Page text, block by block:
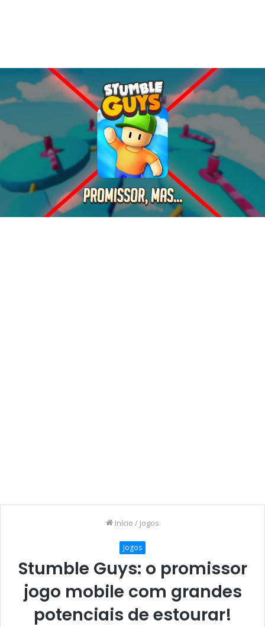
Início / Jogos
Jogos
Stumble Guys: o promissor
jogo mobile com grandes
potenciais de estourar!